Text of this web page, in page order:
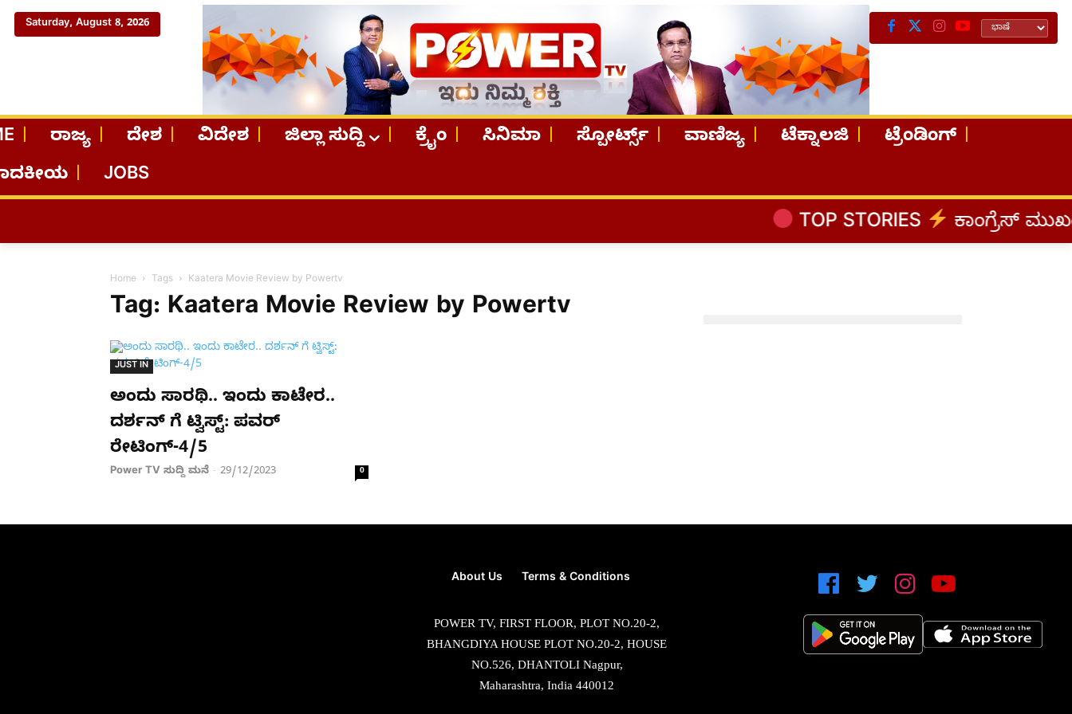
Saturday, August 8, 2026
ರಾಜ್ಯ ದೇಶ ವಿದೇಶ ಜಿಲ್ಲಾ ಸುದ್ದಿ ಕ್ರೈಂ ಸಿನಿಮಾ ಸ್ಪೋರ್ಟ್ಸ್ ವಾಣಿಜ್ಯ ಟೆಕ್ನಾಲಜಿ
ಟ್ರೆಂಡಿಂಗ್
JOBS
TOP STORIES ಕಾಂಗ್ರೆಸ್‌
Home Tags Kaatera Movie Review by Powertv
Tag: Kaatera Movie Review by Powertv
JUST IN
ಅಂದು ಸಾರಥಿ.. ಇಂದು ಕಾಟೇರ..
ದರ್ಶನ್​ ಗೆ ಟ್ವಿಸ್ಟ್​: ಪವರ್​
ರೇಟಿಂಗ್-4/5
Power TV ಸುದ್ದಿ ಮನೆ - 29/12/2023 0
About Us Terms & Conditions
POWER TV, FIRST FLOOR, PLOT NO.20-2,
BHANGDIYA HOUSE PLOT NO.20-2, HOUSE
NO.526, DHANTOLI Nagpur,
Maharashtra, India 440012